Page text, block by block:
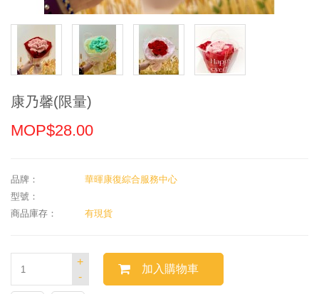
康乃馨(限量)
MOP$28.00
品牌：
華暉康復綜合服務中心
型號：
商品庫存：
有現貨
-
+
加入購物車